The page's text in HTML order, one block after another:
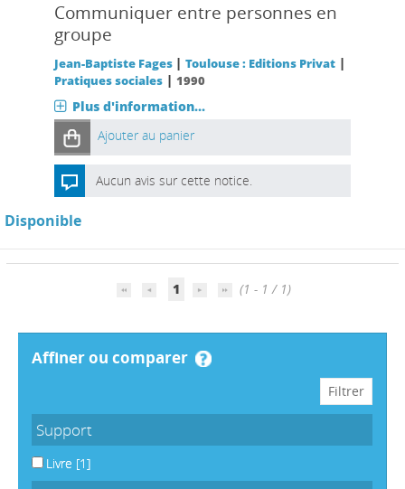
Communiquer entre personnes en
groupe
Jean-Baptiste Fages | Toulouse : Editions Privat|
Pratiques sociales| 1990
Plus d'information...
Ajouter au panier
Aucun avis sur cette notice.
Disponible
1 (1 - 1 / 1)
affiner ou comparer
Support
Livre [1]